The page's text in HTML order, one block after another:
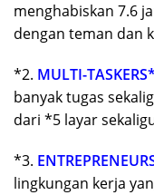
menghabiskan 7.6
dengan teman dan
*2. MULTI-TASKERS*
banyak tugas
dari *5 layar
*3.
lingkungan kerja